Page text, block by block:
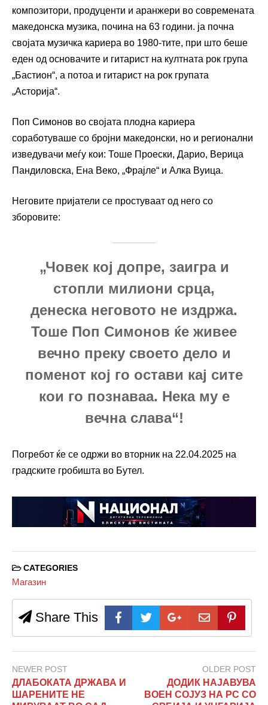
композитори, продуценти и аранжери во современата
македонска музика, почина на 63 години. ја почна
својата музичка кариера во 1980-тите, при што беше
еден од основачите и гитарист на култната рок група
„Бастион“, а потоа и гитарист на рок групата
„Асторија“.
Поп Симонов во својата плодна кариера
соработуваше со бројни македонски, но и регионални
изведувачи меѓу кои: Тоше Проески, Дарио, Верица
Пандиловска, Ена Веко, „Фрајле“ и Алка Вуица.
Неговите пријатели се простуваат од него со
зборовите:
„Човек кој допре, заигра и
стопли милиони срца,
денеска неговото не издржа.
Тоше Поп Симонов ќе живее
вечно преку своето дело и
поменот кој го остави кај сите
кои го познаваа. Нека му е
вечна слава“!
Погребот ќе се одржи во вторник на 22.04.2025 на
градските гробишта во Бутел.
CATEGORIES
Магазин
Share This
NEWER POST
ДЛАБОКАТА ДРЖАВА И
ШАРЕНИТЕ НЕ
OLDER POST
ДОДИК НАЈАВУВА
ВОЕН СОЈУЗ НА РС СО